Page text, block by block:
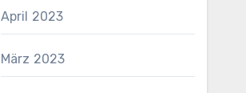
April 2023
März 2023